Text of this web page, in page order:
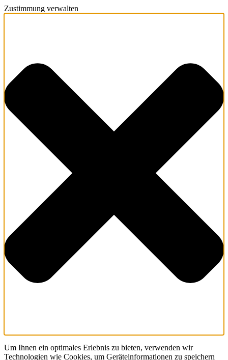
Zustimmung verwalten
Um Ihnen ein optimales Erlebnis zu bieten, verwenden wir
Technologien wie Cookies, um Geräteinformationen zu speichern